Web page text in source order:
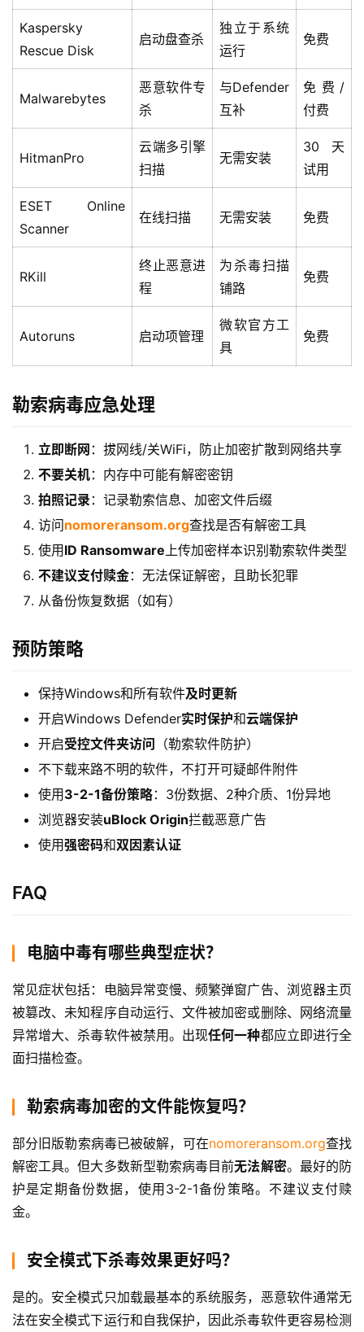
统
跨
境
电
系
统
装
机
具
程
Kaspersky
Rescue Disk
启动盘查杀
独立于系统
运行
免费
Malwarebytes
恶意软件专
杀
与Defender
互补
免费/
付费
HitmanPro
云端多引擎
扫描
无需安装
30天
试用
ESET Online
Scanner
在线扫描 无需安装 免费
RKill
终止恶意进
程
为杀毒扫描
铺路
免费
Autoruns 启动项管理
微软官方工
具
免费
勒索病毒应急处理
立即断网 ：拔网线/关WiFi，防止加密扩散到网络共享
不要关机：内存中可能有解密密钥
拍照记录 ：记录勒索信息、加密文件后缀
访问nomoreransom.org查找是否有解密工具
使用 ID Ransomware上传加密样本识别勒索软件类型
不建议支付赎金：无法保证解密，且助长犯罪
从备份恢复数据（如有）
预防策略
保持Windows和所有软件及时更新
开启Windows Defender实时保护和云端保护
开启受控文件夹访问
（勒索软件防护）
不下载来路不明的软件，不打开可疑邮件附件
使用 3-2-1备份策略：3份数据、2种介质、1份异地
浏览器安装uBlock Origin拦截恶意广告
使用强密码和双因素认证
FAQ
电脑中毒有哪些典型症状？
常见症状包括：电脑异常变慢、频繁弹窗广告、浏览器主页
被篡改、未知程序自动运行、文件被加密或删除、网络流量
异常增大、杀毒软件被禁用。出现任何一种都应立即进行全
面扫描检查。
勒索病毒加密的文件能恢复吗？
部分旧版勒索病毒已被破解，可在nomoreransom.org查找
解密工具。但大多数新型勒索病毒目前无法解密。最好的防
护是定期备份数据，使用3-2-1备份策略。不建议支付赎
金。
安全模式下杀毒效果更好吗？
是的。安全模式只加载最基本的系统服务，恶意软件通常无
法在安全模式下运行和自我保护，因此杀毒软件更容易检测